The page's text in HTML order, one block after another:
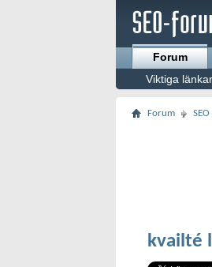
Forum
Viktiga
Forum
kvailté